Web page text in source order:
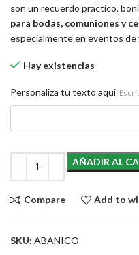
son un recuerdo práctico,
para bodas, comuniones y
especialmente en eventos de
Hay existencias
Personaliza tu texto aqui
AÑADIR AL
Compare Add to
SKU: ABANICO